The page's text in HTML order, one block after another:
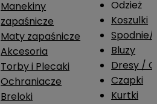
Manekiny
zapaśnicze
Maty zapaśnicze
Akcesoria
Torby i Plecaki
Ochraniacze
Breloki
Odzież
Koszulki
Spodnie/
Bluzy
Dresy /
Czapki
Kurtki